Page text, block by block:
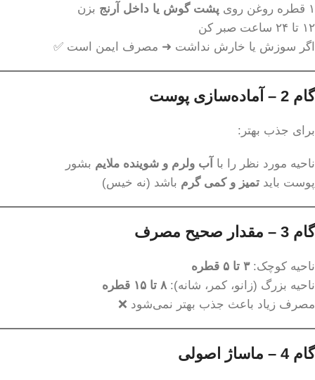
۱ قطره روغن روی پشت گوش یا داخل آرنج بزن
۱۲ تا ۲۴ ساعت صبر کن
اگر سوزش یا خارش نداشت ➜ مصرف ایمن است ✅
گام 2 – آماده‌سازی پوست
برای جذب بهتر:
ناحیه مورد نظر را با آب ولرم و شوینده ملایم بشور
پوست باید تمیز و کمی گرم باشد (نه خیس)
گام 3 – مقدار صحیح مصرف
ناحیه کوچک:۳ تا ۵ قطره
ناحیه بزرگ (زانو، کمر، شانه): ۸ تا ۱۵ قطره
مصرف زیاد باعث جذب بهتر نمی‌شود ❌
گام 4 – ماساژ اصولی